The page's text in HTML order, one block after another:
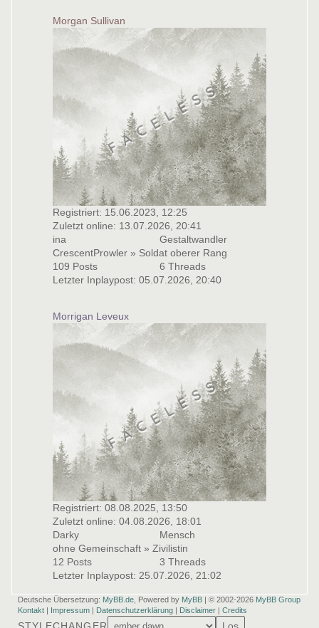
Morgan Sullivan
Registriert: 15.06.2023, 12:25
Zuletzt online: 13.07.2026, 20:41
ina
Gestaltwandler
CrescentProwler » Soldat oberer Rang
109 Posts
6 Threads
Letzter Inplaypost: 05.07.2026, 20:40
Morrigan Leveux
Registriert: 08.08.2025, 13:50
Zuletzt online: 04.08.2026, 18:01
Darky
Mensch
ohne Gemeinschaft » Zivilistin
12 Posts
3 Threads
Letzter Inplaypost: 25.07.2026, 21:02
Deutsche Übersetzung: MyBB.de , Powered by MyBB | © 2002-2026 MyBB Group
Kontakt | Impressum | Datenschutzerklärung | Disclaimer | Credits
STYLECHANGER Los